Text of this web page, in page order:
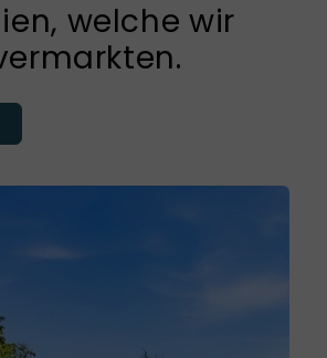
welche wir